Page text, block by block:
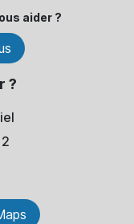
aider ?
?